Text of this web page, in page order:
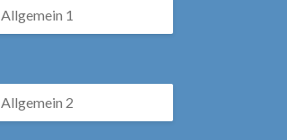
Allgemein 1
Allgemein 2